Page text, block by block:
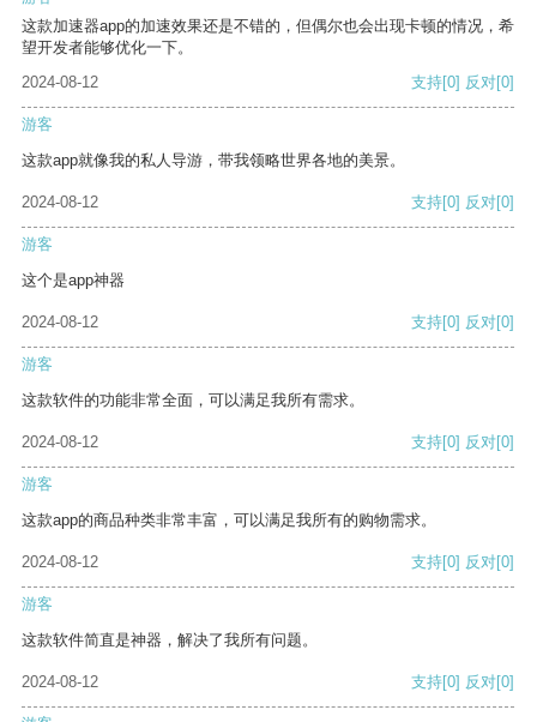
这款加速器app的加速效果还是不错的，但偶尔也会出现卡顿的情况，希
望开发者能够优化一下。
2024-08-12
支持[0] 反对[0]
游客
这款app就像我的私人导游，带我领略世界各地的美景。
2024-08-12 支持[0] 反对[0]
游客
这个是app神器
2024-08-12 支持[0] 反对[0]
游客
这款软件的功能非常全面，可以满足我所有需求。
2024-08-12 支持[0] 反对[0]
游客
这款app的商品种类非常丰富，可以满足我所有的购物需求。
2024-08-12 支持[0] 反对[0]
游客
这款软件简直是神器，解决了我所有问题。
2024-08-12 支持[0] 反对[0]